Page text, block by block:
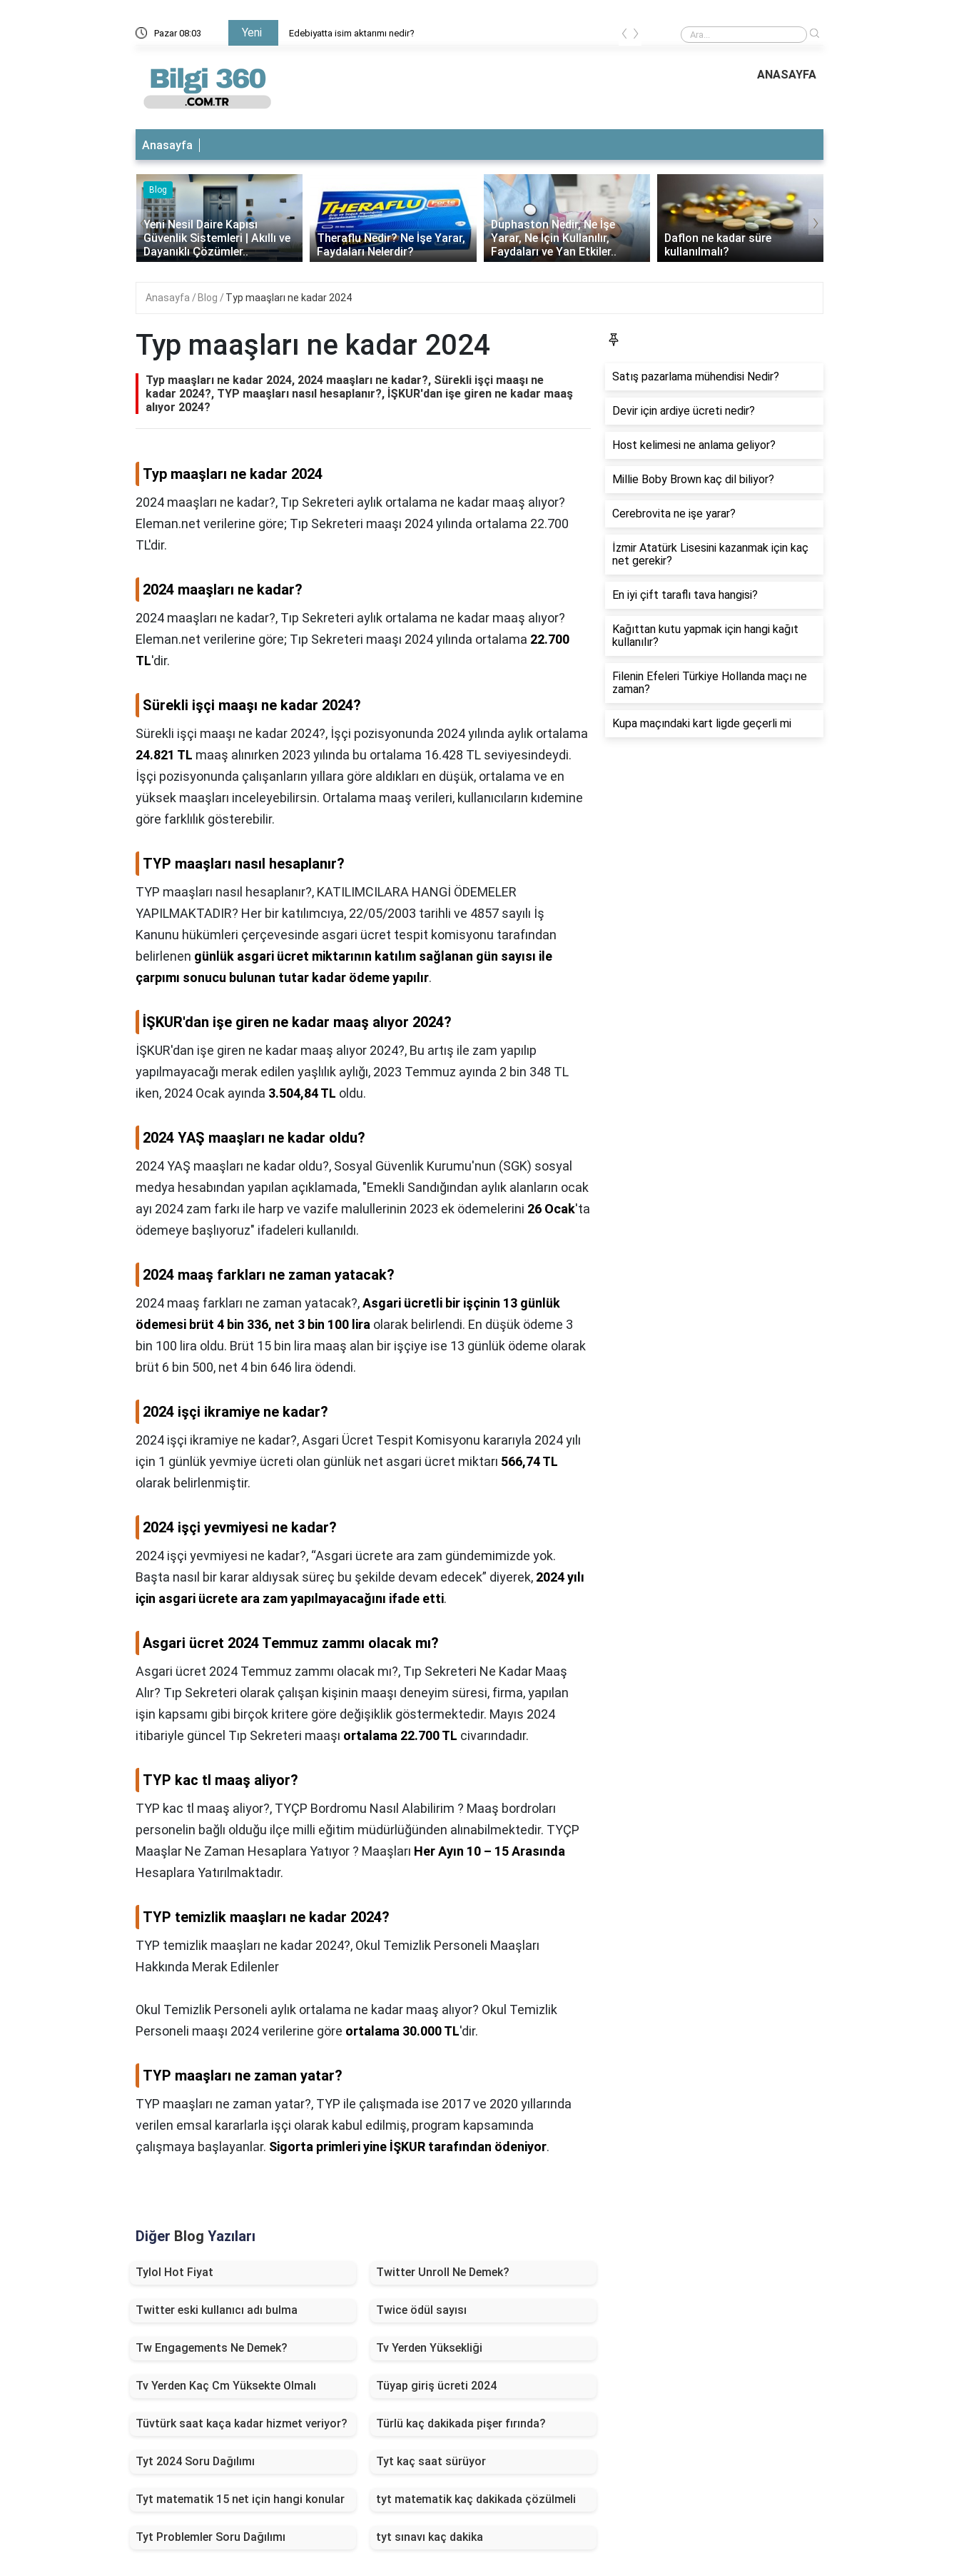
Pazar 08:03 Yeni
Edebiyatta isim aktarımı nedir? İngilizcede frikik vermek ne anlama geliyor? İngilizcede frikik vermek ne anlama geliyor?
‹ ›
ANASAYFA
Anasayfa
Blog
Yeni Nesil Daire Kapısı
Güvenlik Sistemleri | Akıllı ve
Dayanıklı Çözümler..
Theraflu Nedir? Ne İşe Yarar,
Faydaları Nelerdir?
Duphaston Nedir, Ne İşe
Yarar, Ne İçin Kullanılır,
Faydaları ve Yan Etkiler..
Daflon ne kadar süre
kullanılmalı?
‹ ›
Anasayfa Blog Typ maaşları ne kadar 2024
Typ maaşları ne kadar 2024
Typ maaşları ne kadar 2024, 2024 maaşları ne kadar?, Sürekli işçi maaşı ne
kadar 2024?, TYP maaşları nasıl hesaplanır?, İŞKUR'dan işe giren ne kadar maaş
alıyor 2024?
Typ maaşları ne kadar 2024
2024 maaşları ne kadar?, Tıp Sekreteri aylık ortalama ne kadar maaş alıyor?
Eleman.net verilerine göre; Tıp Sekreteri maaşı 2024 yılında ortalama 22.700
TL'dir.
2024 maaşları ne kadar?
2024 maaşları ne kadar?, Tıp Sekreteri aylık ortalama ne kadar maaş alıyor?
Eleman.net verilerine göre; Tıp Sekreteri maaşı 2024 yılında ortalama 22.700
TL'dir.
Sürekli işçi maaşı ne kadar 2024?
Sürekli işçi maaşı ne kadar 2024?, İşçi pozisyonunda 2024 yılında aylık ortalama
24.821 TL maaş alınırken 2023 yılında bu ortalama 16.428 TL seviyesindeydi.
İşçi pozisyonunda çalışanların yıllara göre aldıkları en düşük, ortalama ve en
yüksek maaşları inceleyebilirsin. Ortalama maaş verileri, kullanıcıların kıdemine
göre farklılık gösterebilir.
TYP maaşları nasıl hesaplanır?
TYP maaşları nasıl hesaplanır?, KATILIMCILARA HANGİ ÖDEMELER
YAPILMAKTADIR? Her bir katılımcıya, 22/05/2003 tarihli ve 4857 sayılı İş
Kanunu hükümleri çerçevesinde asgari ücret tespit komisyonu tarafından
belirlenen günlük asgari ücret miktarının katılım sağlanan gün sayısı ile
çarpımı sonucu bulunan tutar kadar ödeme yapılır.
İŞKUR'dan işe giren ne kadar maaş alıyor 2024?
İŞKUR'dan işe giren ne kadar maaş alıyor 2024?, Bu artış ile zam yapılıp
yapılmayacağı merak edilen yaşlılık aylığı, 2023 Temmuz ayında 2 bin 348 TL
iken, 2024 Ocak ayında 3.504,84 TL oldu.
2024 YAŞ maaşları ne kadar oldu?
2024 YAŞ maaşları ne kadar oldu?, Sosyal Güvenlik Kurumu'nun (SGK) sosyal
medya hesabından yapılan açıklamada, "Emekli Sandığından aylık alanların ocak
ayı 2024 zam farkı ile harp ve vazife malullerinin 2023 ek ödemelerini 26 Ocak'ta
ödemeye başlıyoruz" ifadeleri kullanıldı.
2024 maaş farkları ne zaman yatacak?
2024 maaş farkları ne zaman yatacak?,Asgari ücretli bir işçinin 13 günlük
ödemesi brüt 4 bin 336, net 3 bin 100 lira olarak belirlendi. En düşük ödeme 3
bin 100 lira oldu. Brüt 15 bin lira maaş alan bir işçiye ise 13 günlük ödeme olarak
brüt 6 bin 500, net 4 bin 646 lira ödendi.
2024 işçi ikramiye ne kadar?
2024 işçi ikramiye ne kadar?,Asgari Ücret Tespit Komisyonu kararıyla 2024 yılı
için 1 günlük yevmiye ücreti olan günlük net asgari ücret miktarı 566,74 TL
olarak belirlenmiştir.
2024 işçi yevmiyesi ne kadar?
2024 işçi yevmiyesi ne kadar?, “Asgari ücrete ara zam gündemimizde yok.
Başta nasıl bir karar aldıysak süreç bu şekilde devam edecek” diyerek, 2024 yılı
için asgari ücrete ara zam yapılmayacağını ifade etti.
Asgari ücret 2024 Temmuz zammı olacak mı?
Asgari ücret 2024 Temmuz zammı olacak mı?, Tıp Sekreteri Ne Kadar Maaş
Alır? Tıp Sekreteri olarak çalışan kişinin maaşı deneyim süresi, firma, yapılan
işin kapsamı gibi birçok kritere göre değişiklik göstermektedir. Mayıs 2024
itibariyle güncel Tıp Sekreteri maaşı ortalama 22.700 TL civarındadır.
TYP kac tl maaş aliyor?
TYP kac tl maaş aliyor?, TYÇP Bordromu Nasıl Alabilirim ? Maaş bordroları
personelin bağlı olduğu ilçe milli eğitim müdürlüğünden alınabilmektedir. TYÇP
Maaşlar Ne Zaman Hesaplara Yatıyor ? Maaşları Her Ayın 10 – 15 Arasında
Hesaplara Yatırılmaktadır.
TYP temizlik maaşları ne kadar 2024?
TYP temizlik maaşları ne kadar 2024?, Okul Temizlik Personeli Maaşları
Hakkında Merak Edilenler
Okul Temizlik Personeli aylık ortalama ne kadar maaş alıyor? Okul Temizlik
Personeli maaşı 2024 verilerine göre ortalama 30.000 TL'dir.
TYP maaşları ne zaman yatar?
TYP maaşları ne zaman yatar?, TYP ile çalışmada ise 2017 ve 2020 yıllarında
verilen emsal kararlarla işçi olarak kabul edilmiş, program kapsamında
çalışmaya başlayanlar. Sigorta primleri yine İŞKUR tarafından ödeniyor.
Diğer Blog Yazıları
Tylol Hot Fiyat Twitter Unroll Ne Demek?
Twitter eski kullanıcı adı bulma Twice ödül sayısı
Tw Engagements Ne Demek? Tv Yerden Yüksekliği
Tv Yerden Kaç Cm Yüksekte Olmalı Tüyap giriş ücreti 2024
Tüvtürk saat kaça kadar hizmet veriyor? Türlü kaç dakikada pişer fırında?
Tyt 2024 Soru Dağılımı Tyt kaç saat sürüyor
Tyt matematik 15 net için hangi konular tyt matematik kaç dakikada çözülmeli
Tyt Problemler Soru Dağılımı tyt sınavı kaç dakika
Satış pazarlama mühendisi Nedir?
Devir için ardiye ücreti nedir?
Host kelimesi ne anlama geliyor?
Millie Boby Brown kaç dil biliyor?
Cerebrovita ne işe yarar?
İzmir Atatürk Lisesini kazanmak için kaç
net gerekir?
En iyi çift taraflı tava hangisi?
Kağıttan kutu yapmak için hangi kağıt
kullanılır?
Filenin Efeleri Türkiye Hollanda maçı ne
zaman?
Kupa maçındaki kart ligde geçerli mi